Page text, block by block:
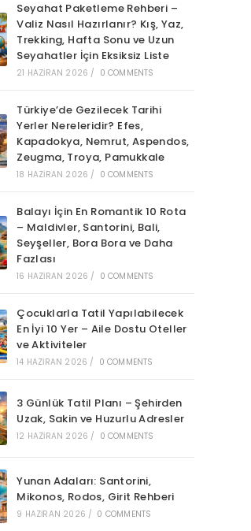
Seyahat Paketleme Rehberi –
Valiz Nasıl Hazırlanır? Kış, Yaz,
Trekking, Hafta Sonu ve Uzun
Seyahatler İçin Eksiksiz Liste
21 HAZIRAN 2026 / 0 COMMENTS
Türkiye’de Gezilecek Tarihi
Yerler Nereleridir? Efes,
Kapadokya, Nemrut, Aspendos,
Zeugma, Troya, Pamukkale
18 HAZIRAN 2026 / 0 COMMENTS
Balayı İçin En Romantik 10 Rota
– Maldivler, Santorini, Bali,
Seyşeller, Bora Bora ve Daha
Fazlası
16 HAZIRAN 2026 / 0 COMMENTS
Çocuklarla Tatil Yapılabilecek
En İyi 10 Yer – Aile Dostu Oteller
ve Aktiviteler
14 HAZIRAN 2026 / 0 COMMENTS
3 Günlük Tatil Planı – Şehirden
Uzak, Sakin ve Huzurlu Adresler
12 HAZIRAN 2026 / 0 COMMENTS
Yunan Adaları: Santorini,
Mikonos, Rodos, Girit Rehberi
9 HAZIRAN 2026 / 0 COMMENTS